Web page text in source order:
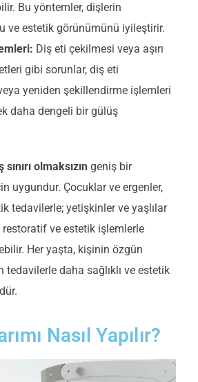
Bu yöntemler, dişlerin
ve estetik görünümünü iyileştirir.
Diş eti çekilmesi veya aşırı
gibi sorunlar, diş eti
yeniden şekillendirme işlemleri
daha dengeli bir gülüş
sınırı olmaksızın geniş bir
uygundur. Çocuklar ve ergenler,
tedavilerle; yetişkinler ve yaşlılar
restoratif ve estetik işlemlerle
Her yaşta, kişinin özgün
tedavilerle daha sağlıklı ve estetik
Nasıl Yapılır?